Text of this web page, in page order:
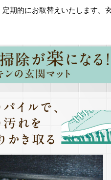
期的にお取替えいたします